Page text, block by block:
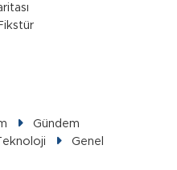
Gündem
Genel